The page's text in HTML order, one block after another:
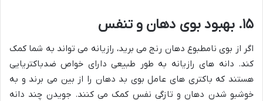
۱۵. بهبود بوی دهان و تنفس
اگر از بوی نامطبوع دهان رنج می برید، رازیانه می تواند به شما کمک
کند. دانه های رازیانه به طور طبیعی دارای خواص ضدباکتریایی
هستند که باکتری های عامل بوی بد دهان را از بین می برند و به
خوشبو شدن دهان و تازگی نفس کمک می کنند. جویدن چند دانه